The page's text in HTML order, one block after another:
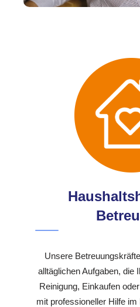
Unsere
alltäglichen Aufgaben, die
Reinigung, Einkaufen
mit professioneller Hilfe